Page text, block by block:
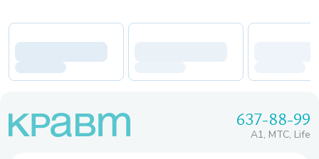
637-88-99
A1, МТС, Life